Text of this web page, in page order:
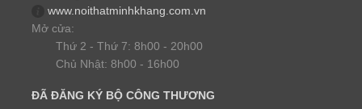
www.noithatminhkhang.com.vn
Mở cửa:
Thứ 2 - Thứ 7: 8h00 - 20h00
Chủ Nhật: 8h00 - 16h00
ĐÃ ĐĂNG KÝ BỘ CÔNG THƯƠNG